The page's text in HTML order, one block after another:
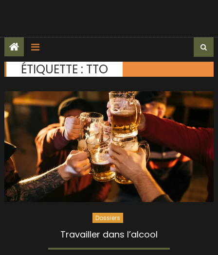
ÉTIQUETTE : TTO
Dossiers
Travailler dans l’alcool